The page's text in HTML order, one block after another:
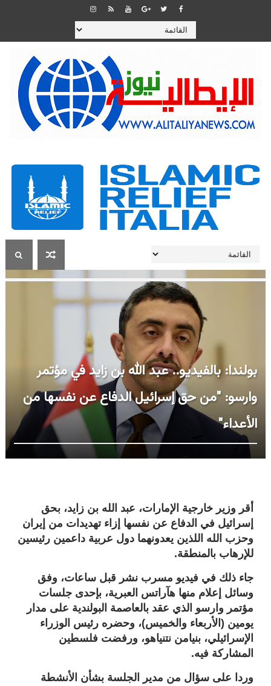
بولندا: بالفيديو.. عبد الله بن زايد في مؤتمر
وارسو: "من حق إسرائيل الدفاع عن نفسها من
الأعداء"
أقر وزير خارجية الإمارات، عبد الله بن زايد، بحق
إسرائيل في الدفاع عن نفسها إزاء تهديدات من إيران
وحزب الله اللذين يعدونهما دول عربية داعمين رئيسين
للإرهاب بالمنطقة.
جاء ذلك في فيديو مسرب نشر قبل ساعات، وفق
وسائل إعلام منها هآراتس العبرية، بإحدى جلسات
مؤتمر وارسو الذي عقد بالعاصمة البولندية على مدار
يومين (الأربعاء والخميس)، وحضره رئيس الوزراء
الإسرائيلي، بنيامن نتنياهو، ورفضت فلسطين
المشاركة فيه.
وردا على سؤال من مدير الجلسة بشأن الأنشطة